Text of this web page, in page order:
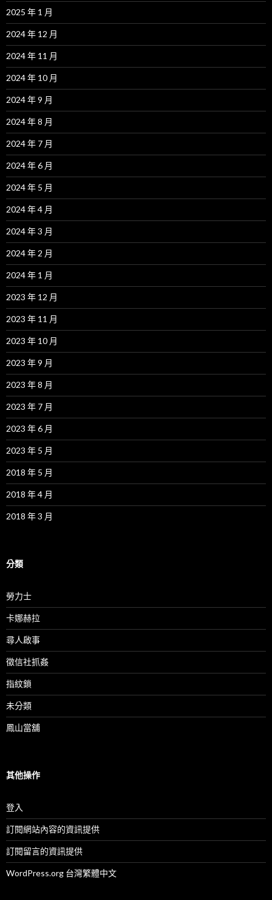
2025 年 1 月
2024 年 12 月
2024 年 11 月
2024 年 10 月
2024 年 9 月
2024 年 8 月
2024 年 7 月
2024 年 6 月
2024 年 5 月
2024 年 4 月
2024 年 3 月
2024 年 2 月
2024 年 1 月
2023 年 12 月
2023 年 11 月
2023 年 10 月
2023 年 9 月
2023 年 8 月
2023 年 7 月
2023 年 6 月
2023 年 5 月
2018 年 5 月
2018 年 4 月
2018 年 3 月
分類
勞力士
卡娜赫拉
尋人啟事
徵信社抓姦
指紋鎖
未分類
鳳山當舖
其他操作
登入
訂閱網站內容的資訊提供
訂閱留言的資訊提供
WordPress.org 台灣繁體中文